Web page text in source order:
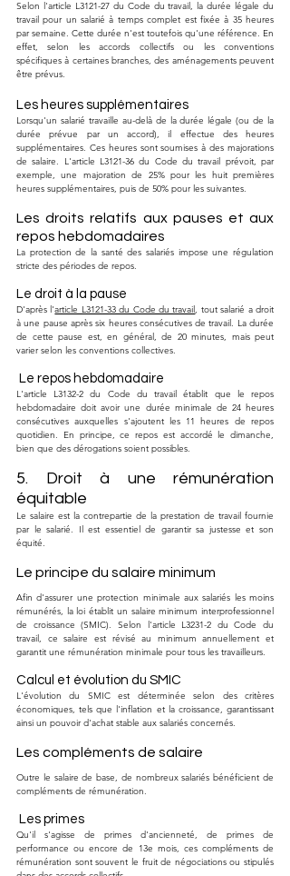
Selon l'article L3121-27 du Code du travail, la durée légale du
travail pour un salarié à temps complet est fixée à 35 heures
par semaine. Cette durée n'est toutefois qu'une référence. En
effet, selon les accords collectifs ou les conventions
spécifiques à certaines branches, des aménagements peuvent
être prévus.
Les heures supplémentaires
Lorsqu'un salarié travaille au-delà de la durée légale (ou de la
durée prévue par un accord), il effectue des heures
supplémentaires. Ces heures sont soumises à des majorations
de salaire. L'article L3121-36 du Code du travail prévoit, par
exemple, une majoration de 25% pour les huit premières
heures supplémentaires, puis de 50% pour les suivantes.
Les droits relatifs aux pauses et aux
repos hebdomadaires
La protection de la santé des salariés impose une régulation
stricte des périodes de repos.
Le droit à la pause
D'après l'article L3121-33 du Code du travail, tout salarié a droit
à une pause après six heures consécutives de travail. La durée
de cette pause est, en général, de 20 minutes, mais peut
varier selon les conventions collectives.
Le repos hebdomadaire
L'article L3132-2 du Code du travail établit que le repos
hebdomadaire doit avoir une durée minimale de 24 heures
consécutives auxquelles s'ajoutent les 11 heures de repos
quotidien. En principe, ce repos est accordé le dimanche,
bien que des dérogations soient possibles.
5. Droit à une rémunération
équitable
Le salaire est la contrepartie de la prestation de travail fournie
par le salarié. Il est essentiel de garantir sa justesse et son
équité.
Le principe du salaire minimum
Afin d'assurer une protection minimale aux salariés les moins
rémunérés, la loi établit un salaire minimum interprofessionnel
de croissance (SMIC). Selon l'article L3231-2 du Code du
travail, ce salaire est révisé au minimum annuellement et
garantit une rémunération minimale pour tous les travailleurs.
Calcul et évolution du SMIC
L'évolution du SMIC est déterminée selon des critères
économiques, tels que l'inflation et la croissance, garantissant
ainsi un pouvoir d'achat stable aux salariés concernés.
Les compléments de salaire
Outre le salaire de base, de nombreux salariés bénéficient de
compléments de rémunération.
Les primes
Qu'il s'agisse de primes d'ancienneté, de primes de
performance ou encore de 13e mois, ces compléments de
rémunération sont souvent le fruit de négociations ou stipulés